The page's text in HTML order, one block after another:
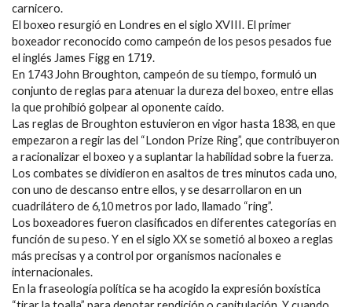
carnicero.
El boxeo resurgió en Londres en el siglo XVIII. El primer
boxeador reconocido como campeón de los pesos pesados fue
el inglés James Figg en 1719.
En 1743 John Broughton, campeón de su tiempo, formuló un
conjunto de reglas para atenuar la dureza del boxeo, entre ellas
la que prohibió golpear al oponente caído.
Las reglas de Broughton estuvieron en vigor hasta 1838, en que
empezaron a regir las del “London Prize Ring”, que contribuyeron
a racionalizar el boxeo y a suplantar la habilidad sobre la fuerza.
Los combates se dividieron en asaltos de tres minutos cada uno,
con uno de descanso entre ellos, y se desarrollaron en un
cuadrilátero de 6,10 metros por lado, llamado “ring”.
Los boxeadores fueron clasificados en diferentes categorías en
función de su peso. Y en el siglo XX se sometió al boxeo a reglas
más precisas y a control por organismos nacionales e
internacionales.
En la fraseología política se ha acogido la expresión boxística